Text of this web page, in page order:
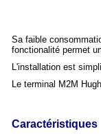
Sa faible
fonctionalité permet
L'installation est
Le terminal M2M
Caractéristiques